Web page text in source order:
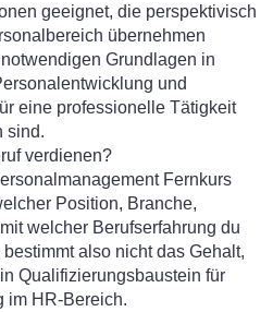
geeignet, die perspektivisch
übernehmen
Grundlagen in
und
eine professionelle Tätigkeit
sind.
verdienen?
Fernkurs
Position, Branche,
welcher Berufserfahrung du
also nicht das Gehalt,
Qualifizierungsbaustein für
im HR-Bereich.